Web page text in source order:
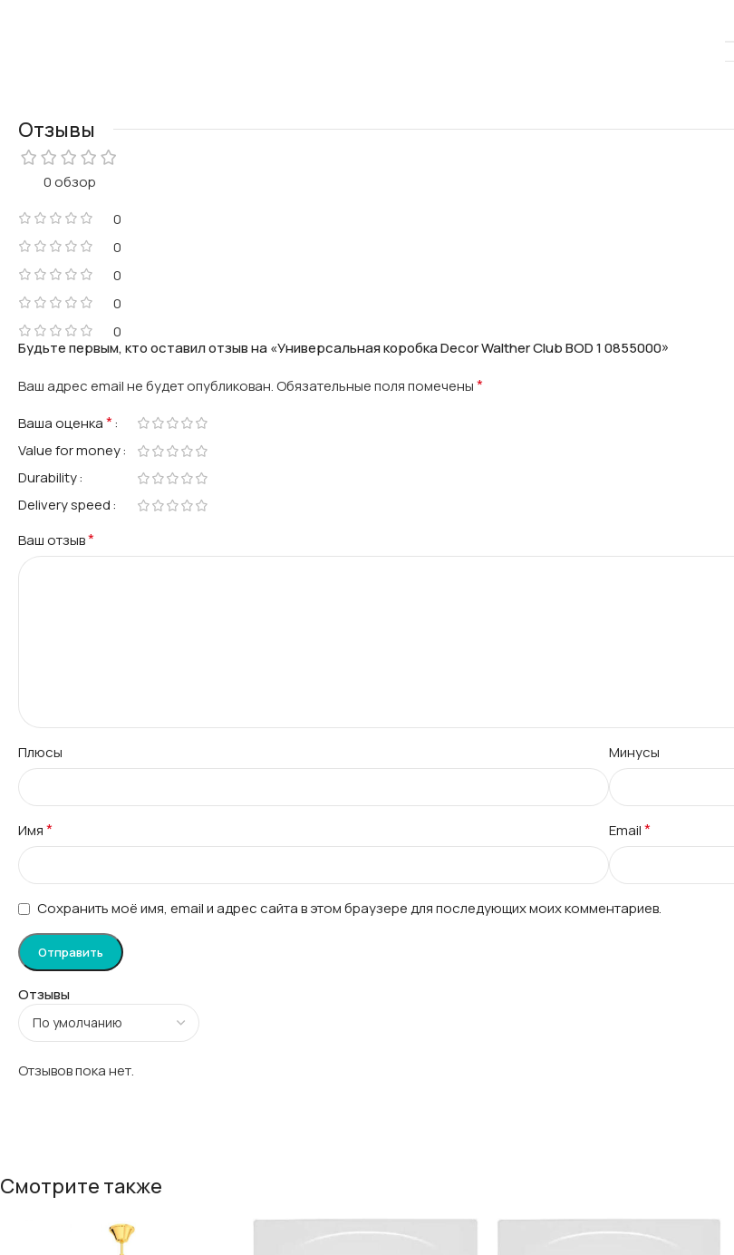
Отзывы
0 обзор
0
0
0
0
0
Отзывы
Отзывов пока нет.
Будьте первым, кто оставил отзыв на «Универсальная коробка Decor Walther Club BOD 1 0855000»
Ваш адрес email не будет опубликован.Обязательные поля помечены*
Ваша оценка*
Value for money
Durability
Delivery speed
Ваш отзыв*
Плюсы Минусы
Имя* Email*
Сохранить моё имя, email и адрес сайта в этом браузере для последующих моих комментариев.
Смотрите также